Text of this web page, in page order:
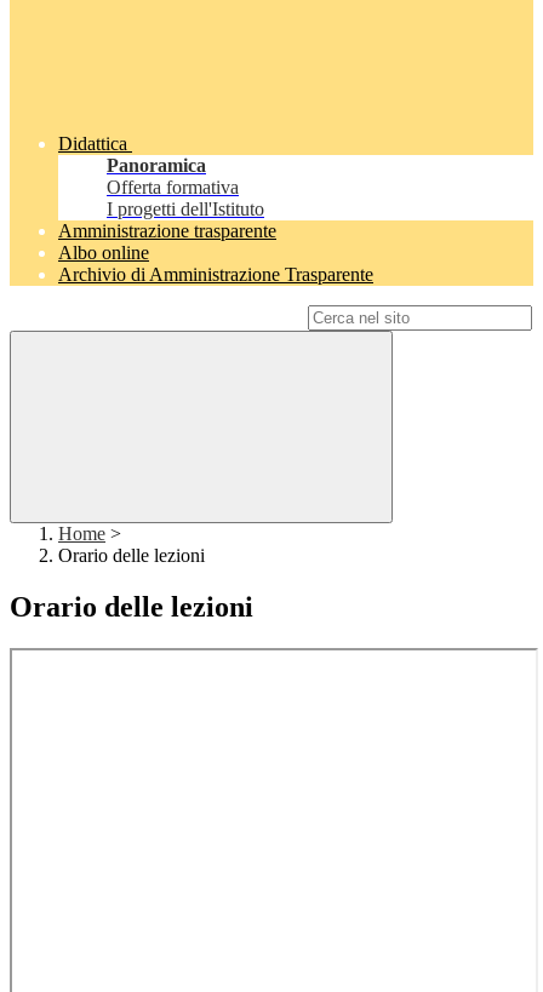
Didattica
Panoramica
Offerta formativa
I progetti dell'Istituto
Amministrazione trasparente
Albo online
Archivio di Amministrazione Trasparente
Home >
Orario delle lezioni
Orario delle lezioni